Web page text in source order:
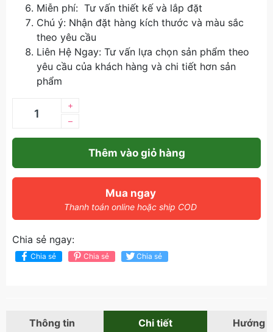
Miễn phí: Tư vấn thiết kế và lắp đặt
Chú ý: Nhận đặt hàng kích thước và màu sắc
theo yêu cầu
Liên Hệ Ngay: Tư vấn lựa chọn sản phẩm theo
yêu cầu của khách hàng và chi tiết hơn sản
phẩm
–
+
Thêm vào giỏ hàng
Mua ngay
Thanh toán online hoặc ship COD
Chia sẻ ngay:
Chia sẻ Chia sẻ Chia sẻ
Thông tin Chi tiết Hướng